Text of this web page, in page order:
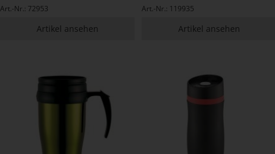
Art.-Nr.: 72953
Artikel ansehen
Art.-Nr.: 119935
Artikel ansehen